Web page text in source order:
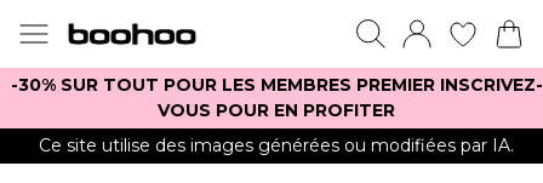
-30% SUR TOUT POUR LES MEMBRES PREMIER INSCRIVEZ-
VOUS POUR EN PROFITER
Ce site utilise des images générées ou modifiées par IA.